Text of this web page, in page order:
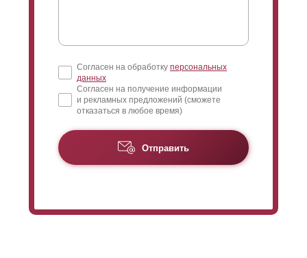
Согласен на обработку персональных
данных
Согласен на получение информации
и рекламных предложений (сможете
отказаться в любое время)
Отправить